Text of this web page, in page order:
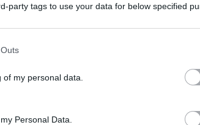
party tags to use your data for below specified
my personal data.
Personal Data.
szingapúri Food and Hotel Asia
és külügyminiszter
kötöttek megállapodást a